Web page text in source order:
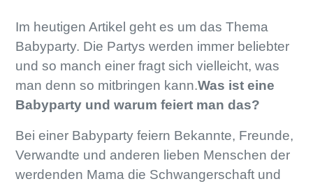
Im heutigen Artikel geht es um das Thema
Babyparty. Die Partys werden immer beliebter
und so manch einer fragt sich vielleicht, was
man denn so mitbringen kann.Was ist eine
Babyparty und warum feiert man das?
Bei einer Babyparty feiern Bekannte, Freunde,
Verwandte und anderen lieben Menschen der
werdenden Mama die Schwangerschaft und